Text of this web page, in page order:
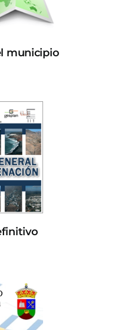
municipio